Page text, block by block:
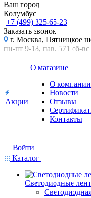
Ваш город
Колумбус
+7 (499) 325-65-23
Заказать звонок
г. Москва, Пятницкое
пн-пт 9-18, пав. 571 сб-вс
Акции
О магазине
О компании
Новости
Отзывы
Контакты
Войти
Каталог
Светодиодные